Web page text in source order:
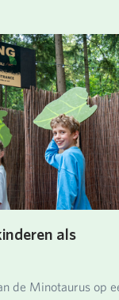
als
de Minotaurus op